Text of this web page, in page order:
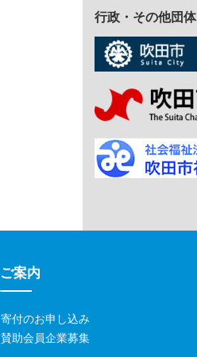
行政・その他団体
ご案内
寄付のお申し込み
賛助会員企業募集